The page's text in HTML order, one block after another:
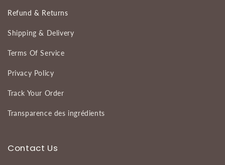
Refund & Returns
Shipping & Delivery
Terms Of Service
Privacy Policy
Track Your Order
Transparence des ingrédients
Contact Us